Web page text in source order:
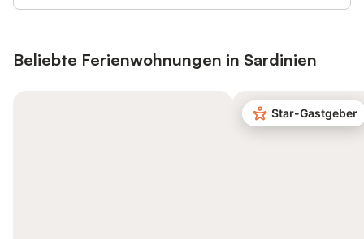
Beliebte Ferienwohnungen in Sardinien
Star-Gastgeber